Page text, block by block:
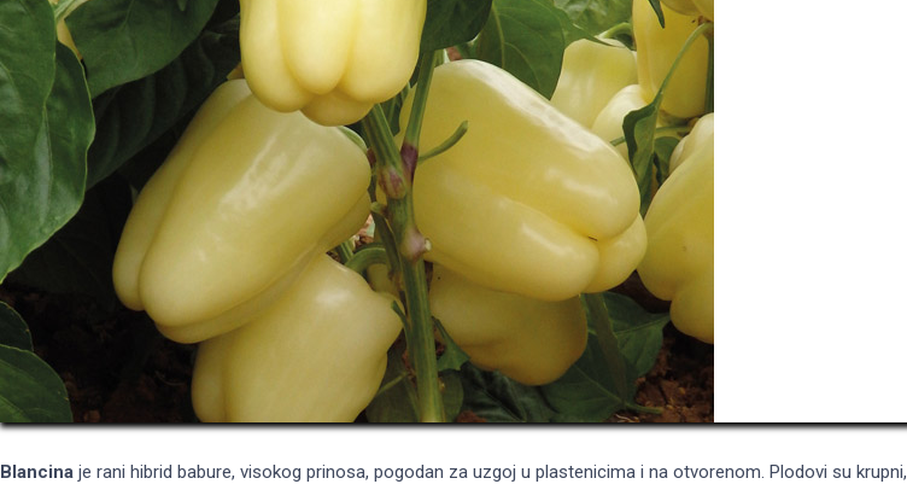
Blancina je rani hibrid babure, visokog prinosa, pogodan za uzgoj u plastenicima i na otvorenom. Plodovi su krupni,